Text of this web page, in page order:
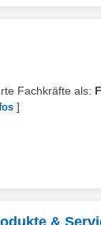
Fachkräfte als:
]
&